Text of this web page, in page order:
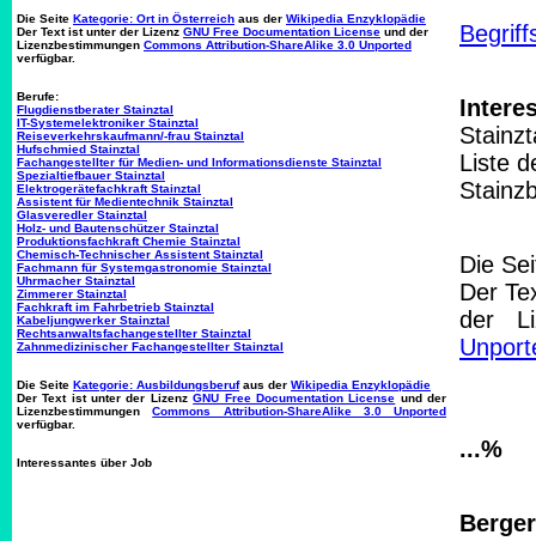
Die Seite Kategorie: Ort in Österreich aus der Wikipedia Enzyklopädie
Der Text ist unter der Lizenz GNU Free Documentation License und der
Lizenzbestimmungen Commons Attribution-ShareAlike 3.0 Unported
verfügbar.
Berufe:
Flugdienstberater Stainztal
IT-Systemelektroniker Stainztal
Reiseverkehrskaufmann/-frau Stainztal
Hufschmied Stainztal
Fachangestellter für Medien- und Informationsdienste Stainztal
Spezialtiefbauer Stainztal
Elektrogerätefachkraft Stainztal
Assistent für Medientechnik Stainztal
Glasveredler Stainztal
Holz- und Bautenschützer Stainztal
Produktionsfachkraft Chemie Stainztal
Chemisch-Technischer Assistent Stainztal
Fachmann für Systemgastronomie Stainztal
Uhrmacher Stainztal
Zimmerer Stainztal
Fachkraft im Fahrbetrieb Stainztal
Kabeljungwerker Stainztal
Rechtsanwaltsfachangestellter Stainztal
Zahnmedizinischer Fachangestellter Stainztal
Die Seite Kategorie: Ausbildungsberufaus der Wikipedia Enzyklopädie
Der Text ist unter der LizenzGNU Free Documentation License und der
LizenzbestimmungenCommons Attribution-ShareAlike 3.0 Unported
verfügbar.
Interessantes über Job
Liste
Die
Der
der
...%